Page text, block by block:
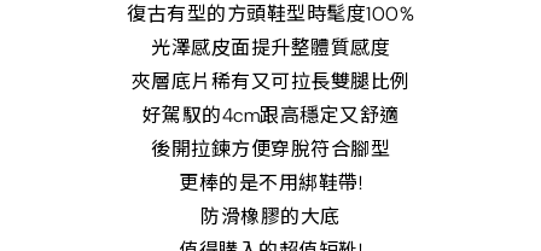
復古有型的方頭鞋型時髦度100%
光澤感皮面提升整體質感度
夾層底片稀有又可拉長雙腿比例
好駕馭的4cm跟高穩定又舒適
後開拉鍊方便穿脫符合腳型
更棒的是不用綁鞋帶!
防滑橡膠的大底